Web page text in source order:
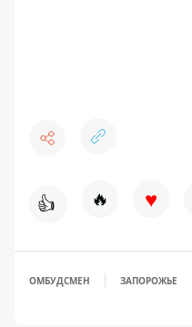
👍 🔥 ♥
ОМБУДСМЕН ЗАПОРОЖЬЕ